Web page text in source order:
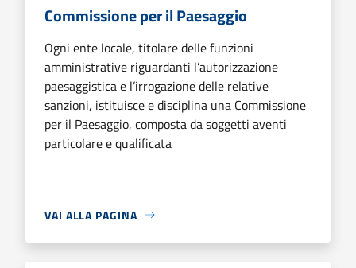
Commissione per il Paesaggio
Ogni ente locale, titolare delle funzioni
amministrative riguardanti l’autorizzazione
paesaggistica e l’irrogazione delle relative
sanzioni, istituisce e disciplina una Commissione
per il Paesaggio, composta da soggetti aventi
particolare e qualificata
VAI ALLA PAGINA